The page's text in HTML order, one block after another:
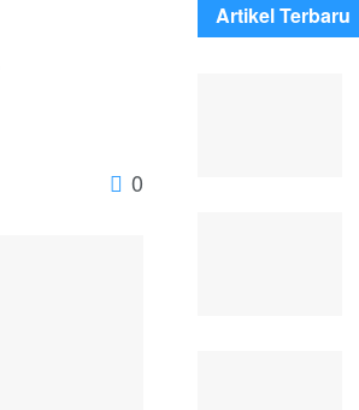
0
Artikel Terbaru